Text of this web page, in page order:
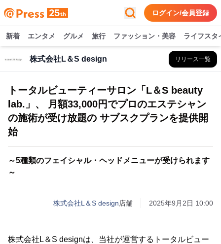
ログイン/会員登録
新着 エンタメ グルメ 旅行 ファッション・美容 ライフスタ
株式会社L＆S design リリース一覧
トータルビューティーサロン「L＆S beauty
lab.」、 月額33,000円でプロのエステシャン
の施術が受け放題の サブスクプランを提供開
始
～5種類のフェイシャル・ヘッドメニューが受けられます
～
株式会社L＆S design店舗 2025年9月2日 10:00
株式会社L＆S designは、当社が運営するトータルビュー